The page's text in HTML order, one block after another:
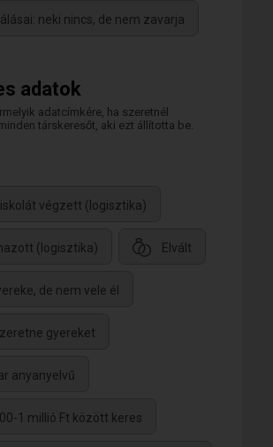
neki nincs, de nem zavarja
adatok
adatcímkére, ha szeretnél
társkeresőt, aki ezt állította be.
végzett (logisztika)
(logisztika) Elvált
de nem vele él
gyereket
anyanyelvű
1 millió Ft között keres